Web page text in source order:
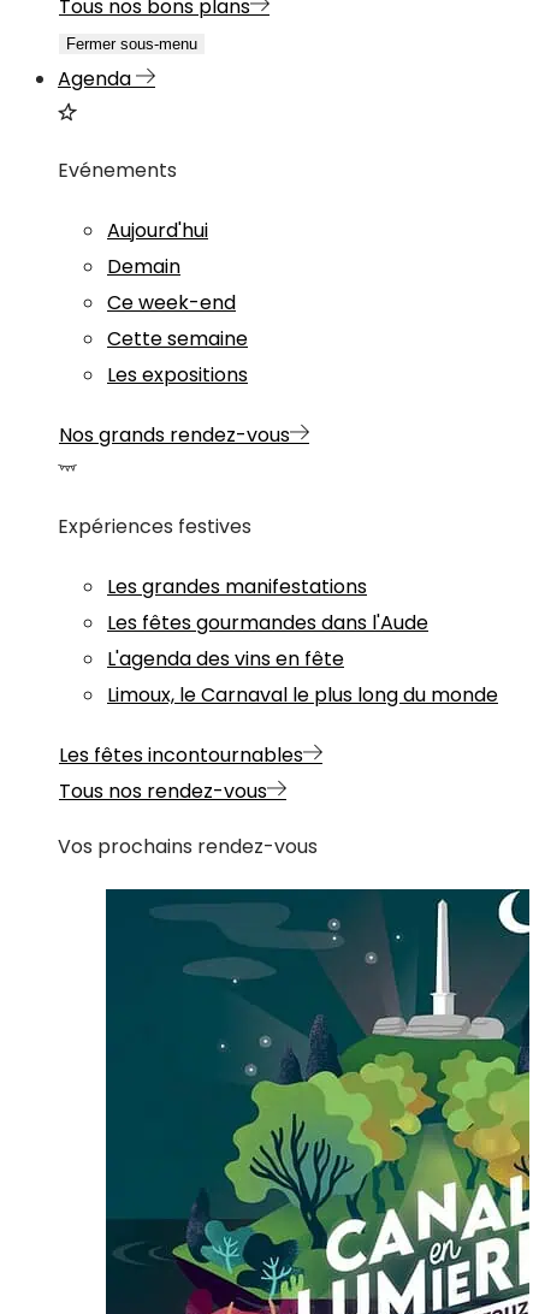
Tous nos bons plans
Fermer sous-menu
Agenda
Evénements
Aujourd'hui
Demain
Ce week-end
Cette semaine
Les expositions
Nos grands rendez-vous
Expériences festives
Les grandes manifestations
Les fêtes gourmandes dans l'Aude
L'agenda des vins en fête
Limoux, le Carnaval le plus long du monde
Les fêtes incontournables
Tous nos rendez-vous
Vos prochains rendez-vous